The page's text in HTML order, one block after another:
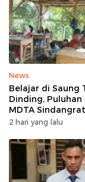
News
Belajar di Saung
Dinding, Puluhan
MDTA
Panggarangan
2 hari yang lalu